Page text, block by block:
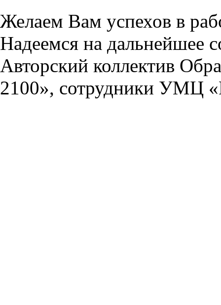
Желаем Вам успехов в
Надеемся на дальнейшее
Авторский коллектив
2100», сотрудники УМЦ